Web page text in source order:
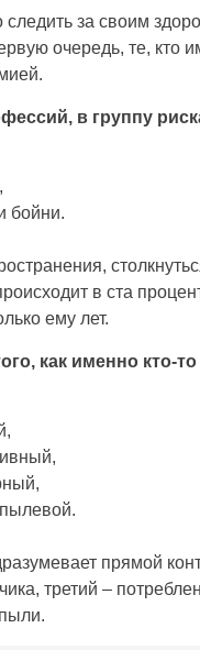
за своим
очередь, те, кто
в группу
бойни.
в ста
ему лет.
как именно кто-
прямой
третий –